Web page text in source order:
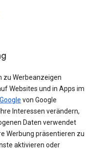
zu Werbeanzeigen
Websites und in Apps im
von Google
Interessen verändern,
Daten verwendet
Werbung präsentieren zu
aktivieren oder